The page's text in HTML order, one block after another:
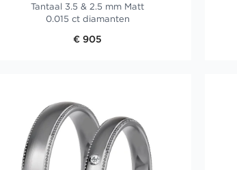
Tantaal 3.5 & 2.5 mm Matt
0.015 ct diamanten
€ 905